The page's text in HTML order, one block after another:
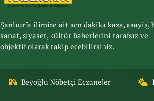
Şanlıurfa ilimize ait son dakika kaza, asayiş,
sanat, siyaset, kültür haberlerini tarafsız ve
objektif olarak takip edebilirsiniz.
Beyoğlu Nöbetçi Eczaneler